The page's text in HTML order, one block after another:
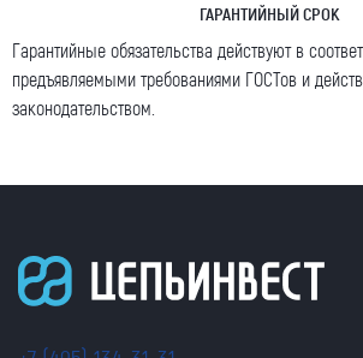
ГАРАНТИЙНЫЙ СРОК
Гарантийные обязательства действуют в
предъявляемыми требованиями ГОСТов и
законодательством.